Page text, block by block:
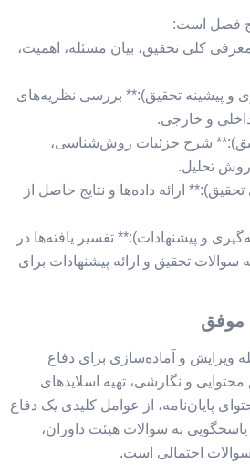
فصل است:
کلی تحقیق، بیان مسئله، اهمیت،
و پیشینه تحقیق):** بررسی نظریه‌های
و خارجی.
شرح جزئیات روش‌شناسی،
روش تحلیل.
ارائه داده‌ها و نتایج حاصل از
و پیشنهادات):** تفسیر یافته‌ها در
سوالات تحقیق و ارائه پیشنهادات برای
موفق
ویرایش و آماده‌سازی برای دفاع
و نگارشی، تهیه اسلایدهای
پایان‌نامه، از عوامل کلیدی یک دفاع
به سوالات هیئت داوران،
سوالات احتمالی است.